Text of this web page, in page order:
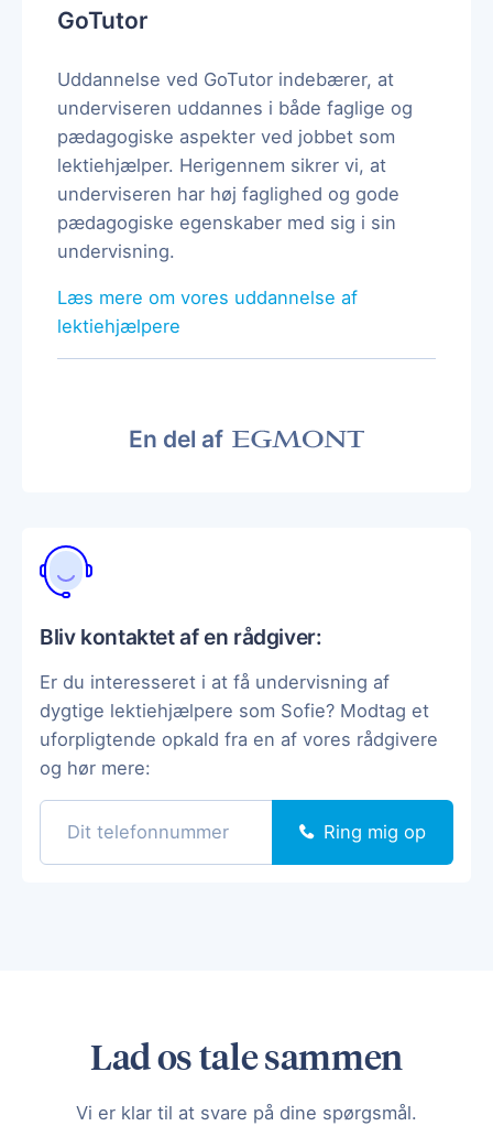
GoTutor
Uddannelse ved GoTutor indebærer, at
underviseren uddannes i både faglige og
pædagogiske aspekter ved jobbet som
lektiehjælper. Herigennem sikrer vi, at
underviseren har høj faglighed og gode
pædagogiske egenskaber med sig i sin
undervisning.
Læs mere om vores uddannelse af
lektiehjælpere
En del af
Bliv kontaktet af en rådgiver:
Er du interesseret i at få undervisning af
dygtige lektiehjælpere som Sofie? Modtag et
uforpligtende opkald fra en af vores rådgivere
og hør mere:
Ring mig op
Lad os tale sammen
Vi er klar til at svare på dine spørgsmål.